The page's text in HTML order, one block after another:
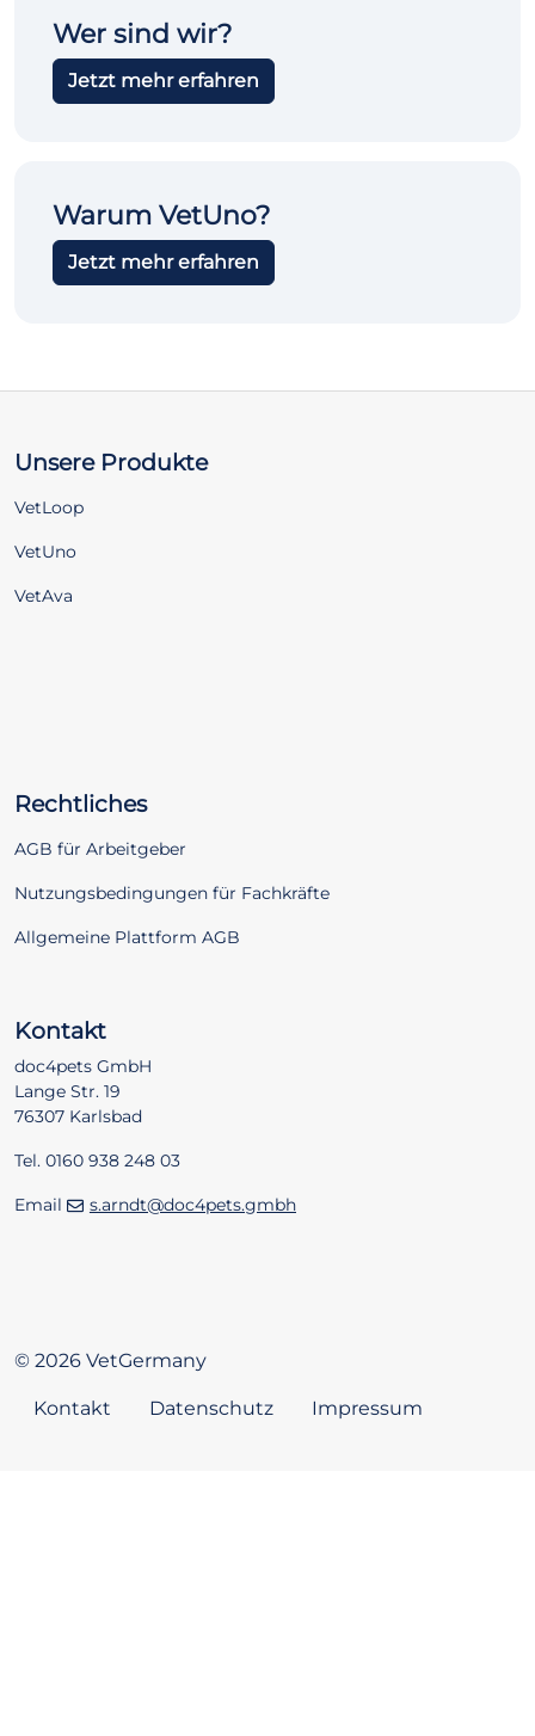
Wer sind wir?
Jetzt mehr erfahren
Warum VetUno?
Jetzt mehr erfahren
Unsere Produkte
VetLoop
VetUno
VetAva
Rechtliches
AGB für Arbeitgeber
Nutzungsbedingungen für Fachkräfte
Allgemeine Plattform AGB
Kontakt
doc4pets GmbH
Lange Str. 19
76307 Karlsbad
Tel. 0160 938 248 03
Email s.arndt@doc4pets.gmbh
© 2026 VetGermany
Kontakt Datenschutz Impressum